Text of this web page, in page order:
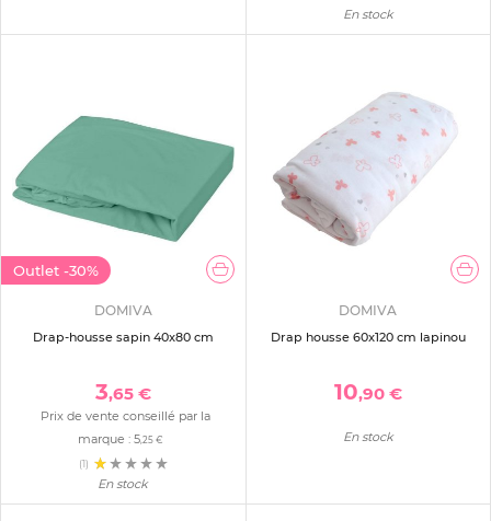
En stock
Outlet -30%
DOMIVA
Drap-housse sapin 40x80 cm
3,65 €
Prix de vente conseillé par la
marque :5,25 €
(1)
En stock
DOMIVA
Drap housse 60x120 cm lapinou
10,90 €
En stock